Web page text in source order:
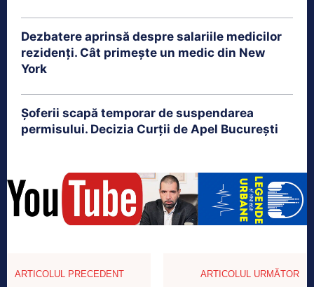
Dezbatere aprinsă despre salariile medicilor
rezidenți. Cât primește un medic din New
York
Șoferii scapă temporar de suspendarea
permisului. Decizia Curții de Apel București
ARTICOLUL PRECEDENT ARTICOLUL URMĂTOR